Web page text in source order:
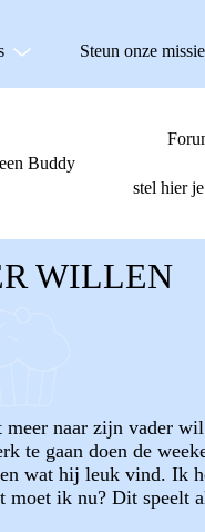
Steun onze missie
Buddy
stel hier
WILLEN
meer naar zijn vader
te gaan doen de
wat hij leuk vind. Ik
ik nu? Dit speelt